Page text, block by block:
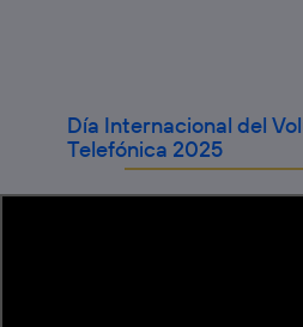
Día Internacional del
Telefónica 2025